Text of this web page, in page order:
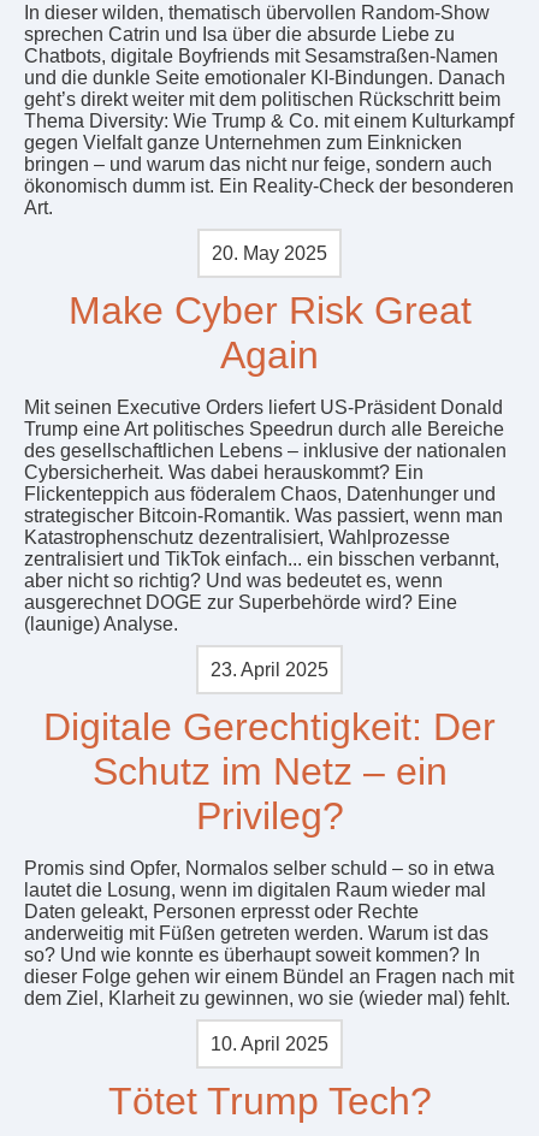
In dieser wilden, thematisch übervollen Random-Show
sprechen Catrin und Isa über die absurde Liebe zu
Chatbots, digitale Boyfriends mit Sesamstraßen-Namen
und die dunkle Seite emotionaler KI-Bindungen. Danach
geht’s direkt weiter mit dem politischen Rückschritt beim
Thema Diversity: Wie Trump & Co. mit einem Kulturkampf
gegen Vielfalt ganze Unternehmen zum Einknicken
bringen – und warum das nicht nur feige, sondern auch
ökonomisch dumm ist. Ein Reality-Check der besonderen
Art.
20. May 2025
Make Cyber Risk Great
Again
Mit seinen Executive Orders liefert US-Präsident Donald
Trump eine Art politisches Speedrun durch alle Bereiche
des gesellschaftlichen Lebens – inklusive der nationalen
Cybersicherheit. Was dabei herauskommt? Ein
Flickenteppich aus föderalem Chaos, Datenhunger und
strategischer Bitcoin-Romantik. Was passiert, wenn man
Katastrophenschutz dezentralisiert, Wahlprozesse
zentralisiert und TikTok einfach... ein bisschen verbannt,
aber nicht so richtig? Und was bedeutet es, wenn
ausgerechnet DOGE zur Superbehörde wird? Eine
(launige) Analyse.
23. April 2025
Digitale Gerechtigkeit: Der
Schutz im Netz – ein
Privileg?
Promis sind Opfer, Normalos selber schuld – so in etwa
lautet die Losung, wenn im digitalen Raum wieder mal
Daten geleakt, Personen erpresst oder Rechte
anderweitig mit Füßen getreten werden. Warum ist das
so? Und wie konnte es überhaupt soweit kommen? In
dieser Folge gehen wir einem Bündel an Fragen nach mit
dem Ziel, Klarheit zu gewinnen, wo sie (wieder mal) fehlt.
10. April 2025
Tötet Trump Tech?